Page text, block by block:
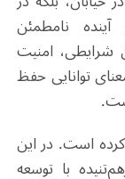
نامطمئن
شرایطی، امنیت
توانایی حفظ
.
است. در این
با توسعه